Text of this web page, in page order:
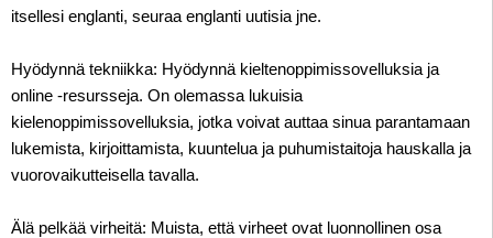
itsellesi englanti, seuraa englanti uutisia jne.
Hyödynnä tekniikka: Hyödynnä kieltenoppimissovelluksia ja
online -resursseja. On olemassa lukuisia
kielenoppimissovelluksia, jotka voivat auttaa sinua parantamaan
lukemista, kirjoittamista, kuuntelua ja puhumistaitoja hauskalla ja
vuorovaikutteisella tavalla.
Älä pelkää virheitä: Muista, että virheet ovat luonnollinen osa